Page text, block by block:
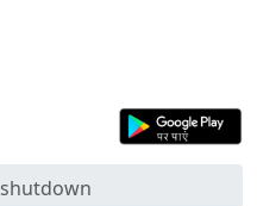
shutdown